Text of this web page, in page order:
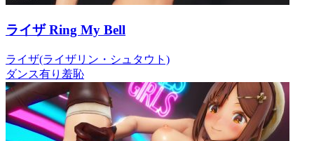
ライザ Ring My Bell
ライザ(ライザリン・シュタウト)
ダンス有り 羞恥